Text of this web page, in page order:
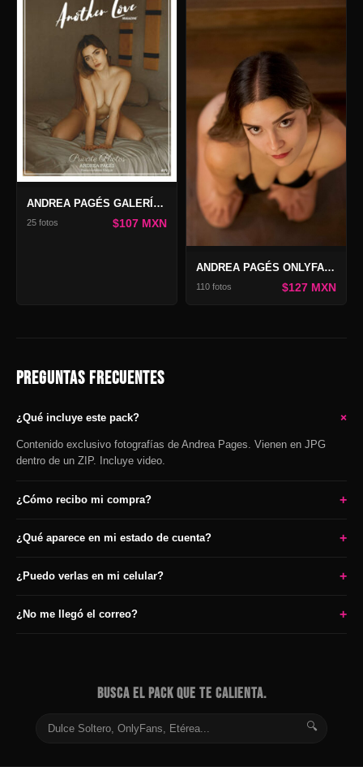
ANDREA PAGÉS GALERÍA PRIVATE PHOTOS #99
25 fotos $107 MXN
ANDREA PAGÉS ONLYFANS
110 fotos $127 MXN
PREGUNTAS FRECUENTES
¿Qué incluye este pack? +
Contenido exclusivo fotografías de Andrea Pages. Vienen en JPG
dentro de un ZIP. Incluye video.
¿Cómo recibo mi compra? +
¿Qué aparece en mi estado de cuenta? +
¿Puedo verlas en mi celular? +
¿No me llegó el correo? +
BUSCA EL PACK QUE TE CALIENTA.
🔍